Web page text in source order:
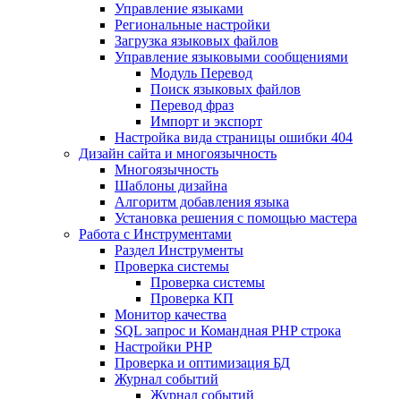
Управление языками
Региональные настройки
Загрузка языковых файлов
Управление языковыми сообщениями
Mодуль Перевод
Поиск языковых файлов
Перевод фраз
Импорт и экспорт
Настройка вида страницы ошибки 404
Дизайн сайта и многоязычность
Многоязычность
Шаблоны дизайна
Алгоритм добавления языка
Установка решения с помощью мастера
Работа с Инструментами
Раздел Инструменты
Проверка системы
Проверка системы
Проверка КП
Монитор качества
SQL запрос и Командная PHP строка
Настройки PHP
Проверка и оптимизация БД
Журнал событий
Журнал событий